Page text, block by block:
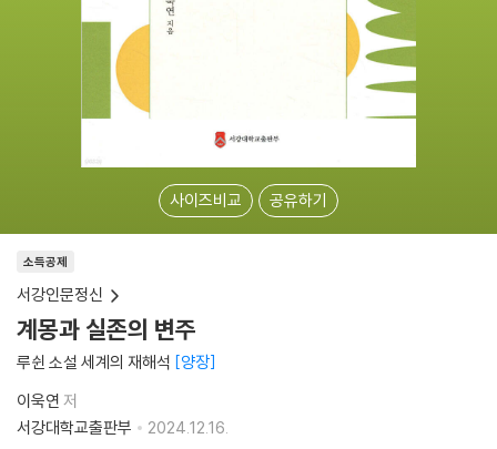
사이즈비교 공유하기
소득공제
서강인문정신
계몽과 실존의 변주
루쉰 소설 세계의 재해석 양장
이욱연 저
서강대학교출판부
2024.12.16.